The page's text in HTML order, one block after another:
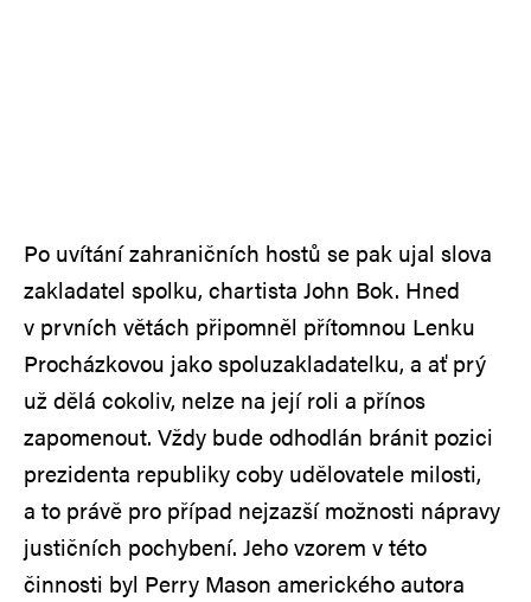
Po uvítání zahraničních hostů se pak ujal slova
zakladatel spolku, chartista John Bok. Hned
v prvních větách připomněl přítomnou Lenku
Procházkovou jako spoluzakladatelku, a ať prý
už dělá cokoliv, nelze na její roli a přínos
zapomenout. Vždy bude odhodlán bránit pozici
prezidenta republiky coby udělovatele milosti,
a to právě pro případ nejzazší možnosti nápravy
justičních pochybení. Jeho vzorem v této
činnosti byl Perry Mason amerického autora